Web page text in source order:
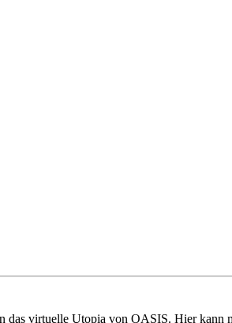
das virtuelle Utopia von OASIS. Hier kann